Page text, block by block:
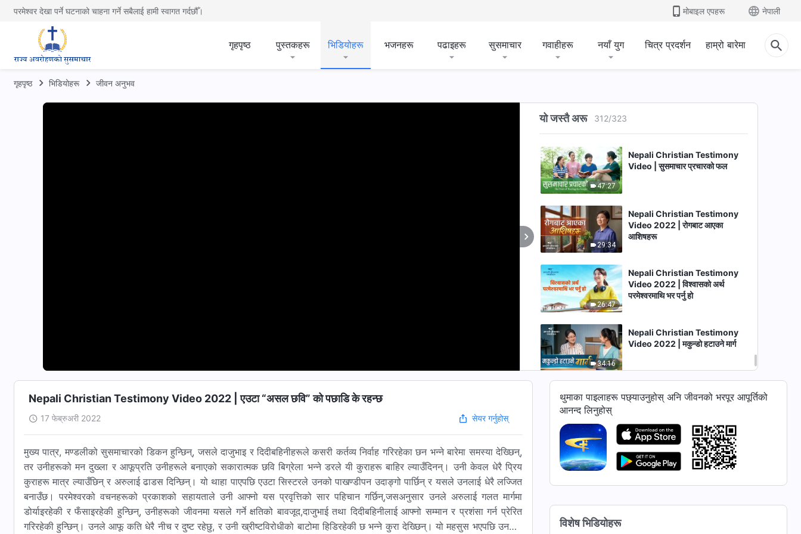
परमेश्वर देखा पर्ने घटनाको चाहना गर्ने सबैलाई हामी स्वागत गर्दछौँ। मोबाइल एपहरू नेपाली
गृहपृष्ठ पुस्तकहरू भिडियोहरू भजनहरू पढाइहरू सुसमाचार गवाहीहरू नयाँ युग चित्र प्रदर्शन हाम्रो बारेमा
गृहपृष्ठ भिडियोहरू जीवन अनुभव
यो जस्तै अरू 312/323
Video 2022 | जिउने सुन्दर तरिका
Video 2022 | एउटा “असल छवि” को
47:27
Nepali Christian Testimony
Video | सुसमाचार प्रचारको फल
29:34
Nepali Christian Testimony
Video 2022 | रोगबाट आएका
आशिषहरू
26:47
Nepali Christian Testimony
Video 2022 | विश्‍वासको अर्थ
परमेश्‍वरमाथि भर पर्नु हो
34:16
Nepali Christian Testimony
Video 2022 | मकुन्डो हटाउने मार्ग
25:32
Christian Testimony Video |
ख्याति र सम्पत्तिले मलाई कष्ट दिलायो
Christian Testimony Video |
रोगको कठिन परीक्षा (Nepali
Subtitles)
Nepali Christian Testimony Video 2022 | एउटा “असल छवि” को पछाडि के रहन्छ
17 फेब्रुअरी 2022 सेयर गर्नुहोस्
मुख्य पात्र, मण्डलीको सुसमाचारको डिकन हुन्छिन्, जसले दाजुभाइ र दिदीबहिनीहरूले कसरी कर्तव्य निर्वाह गरिरहेका छन भन्ने बारेमा समस्या देख्छिन्,
तर उनीहरूको मन दुख्ला र आफूप्रति उनीहरूले बनाएको सकारात्मक छवि बिग्रेला भन्ने डरले यी कुराहरू बाहिर ल्याउँदिनन्। उनी केवल धेरै प्रिय
कुराहरू मात्र ल्याउँछिन् र अरुलाई ढाडस दिन्छिन्। यो थाहा पाएपछि एउटा सिस्टरले उनको पाखण्डीपन उदाङ्गो पार्छिन् र यसले उनलाई धेरै लज्जित
बनाउँछ। परमेश्वरको वचनहरूको प्रकाशको सहायताले उनी आफ्नो यस प्रवृत्तिको सार पहिचान गर्छिन्,जसअनुसार उनले अरुलाई गलत मार्गमा
डोर्याइरहेकी र फँसाइरहेकी हुन्छिन्, उनीहरूको जीवनमा यसले गर्ने क्षतिको बावजूद,दाजुभाई तथा दिदीबहिनीलाई आफ्नो सम्मान र प्रशंसा गर्न प्रेरित
गरिरहेकी हुन्छिन्। उनले आफू कति धेरै नीच र दुष्ट रहेछु, र उनी ख्रीष्टविरोधीको बाटोमा हिडिरहेकी छ भन्ने कुरा देख्छिन्। यो महसुस भएपछि उनलाई
थुमाका पाइलाहरू पछ्याउनुहोस् अनि जीवनको भरपूर आपूर्तिको
आनन्द लिनुहोस्
विशेष भिडियोहरू